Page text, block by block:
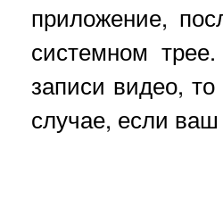
приложение,
системном
записи видео,
случае, если